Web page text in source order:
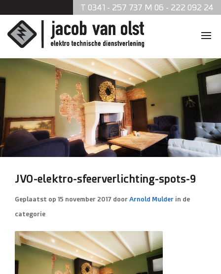
T 0341 - 257 737 M 06 - 222 092 24
Zonnepanelen
Data en telefonie
Beveiliging
Verlichting
Brandmeldsystemen
Domotica
Inspectie en onderhoud
JVO-elektro-sfeerverlichting-spots-9
Geplaatst op 15 november 2017 doorArnold Mulder in de
categorie